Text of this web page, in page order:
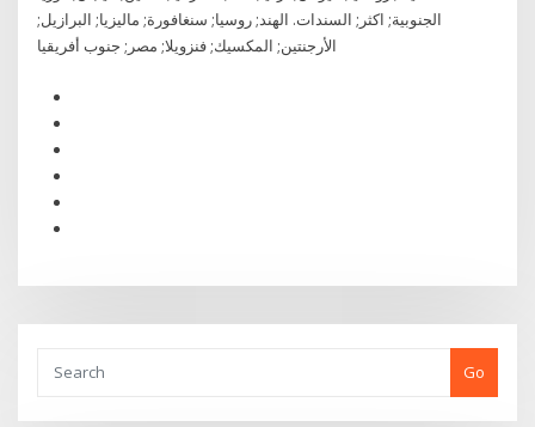
الجنوبية; اكثر; السندات. الهند; روسيا; سنغافورة; ماليزيا; البرازيل;
الأرجنتين; المكسيك; فنزويلا; مصر; جنوب أفريقيا
Go